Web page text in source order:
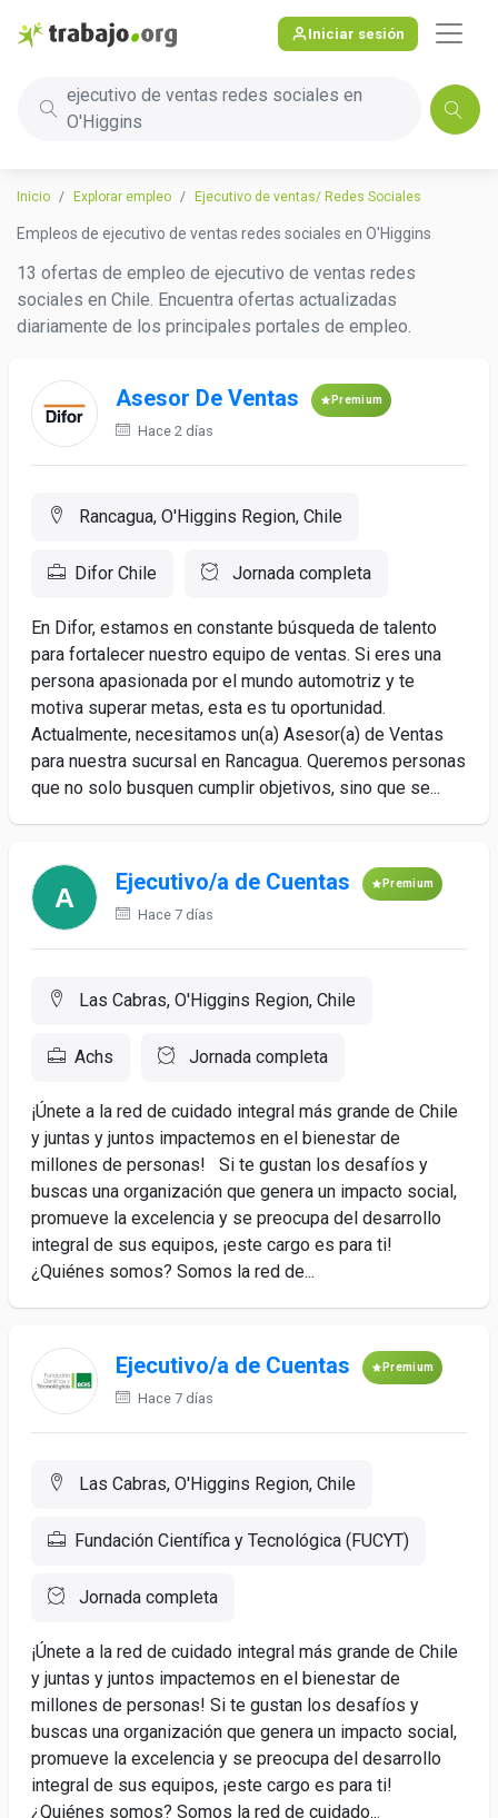
Iniciar sesión
ejecutivo de ventas redes sociales en
O'Higgins
Inicio Explorar empleo Ejecutivo de ventas/ Redes Sociales
Empleos de ejecutivo de ventas redes sociales en O'Higgins
13 ofertas de empleo de ejecutivo de ventas redes
sociales en Chile. Encuentra ofertas actualizadas
diariamente de los principales portales de empleo.
Asesor De Ventas Premium
Hace 2 días
Rancagua, O'Higgins Region, Chile
Difor Chile Jornada completa
En Difor, estamos en constante búsqueda de talento
para fortalecer nuestro equipo de ventas. Si eres una
persona apasionada por el mundo automotriz y te
motiva superar metas, esta es tu oportunidad.
Actualmente, necesitamos un(a) Asesor(a) de Ventas
para nuestra sucursal en Rancagua. Queremos personas
que no solo busquen cumplir objetivos, sino que se...
Ejecutivo/a de Cuentas Premium
Hace 7 días
Las Cabras, O'Higgins Region, Chile
Achs Jornada completa
¡Únete a la red de cuidado integral más grande de Chile
y juntas y juntos impactemos en el bienestar de
millones de personas! Si te gustan los desafíos y
buscas una organización que genera un impacto social,
promueve la excelencia y se preocupa del desarrollo
integral de sus equipos, ¡este cargo es para ti!
¿Quiénes somos? Somos la red de...
Ejecutivo/a de Cuentas Premium
Hace 7 días
Las Cabras, O'Higgins Region, Chile
Fundación Científica y Tecnológica (FUCYT)
Jornada completa
¡Únete a la red de cuidado integral más grande de Chile
y juntas y juntos impactemos en el bienestar de
millones de personas! Si te gustan los desafíos y
buscas una organización que genera un impacto social,
promueve la excelencia y se preocupa del desarrollo
integral de sus equipos, ¡este cargo es para ti!
¿Quiénes somos? Somos la red de cuidado...